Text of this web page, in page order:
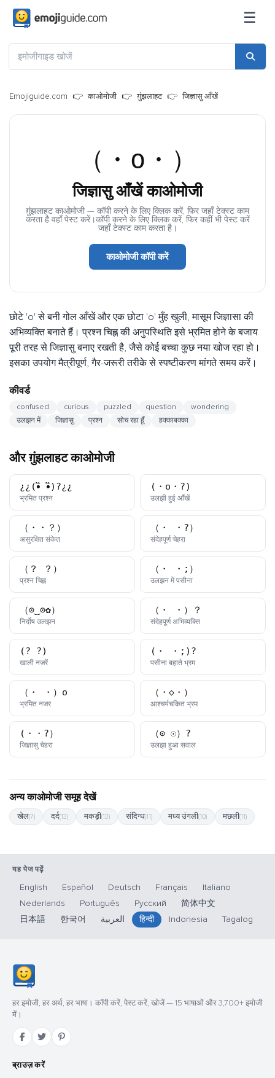
☰
Emojiguide.com काओमोजी ग़ुंझलाहट जिज्ञासु आँखें
（・o・）
जिज्ञासु आँखें काओमोजी
ग़ुंझलाहट काओमोजी — कॉपी करने के लिए क्लिक करें, फिर जहाँ टेक्स्ट काम
करता है वहाँ पेस्ट करें।कॉपी करने के लिए क्लिक करें, फिर कहीं भी पेस्ट करें
जहाँ टेक्स्ट काम करता है।
काओमोजी कॉपी करें
छोटे 'o' से बनी गोल आँखें और एक छोटा 'o' मुँह खुली, मासूम जिज्ञासा की
अभिव्यक्ति बनाते हैं। प्रश्न चिह्न की अनुपस्थिति इसे भ्रमित होने के बजाय
पूरी तरह से जिज्ञासु बनाए रखती है, जैसे कोई बच्चा कुछ नया खोज रहा हो।
इसका उपयोग मैत्रीपूर्ण, गैर-जरूरी तरीके से स्पष्टीकरण मांगते समय करें।
कीवर्ड
confused curious puzzled question
wondering
उलझन में
जिज्ञासु प्रश्न सोच रहा हूँ हक्काबक्का
और ग़ुंझलाहट काओमोजी
¿¿(•ิ_•ิ)?¿¿
भ्रमित प्रश्नकाओमोजी
(・o・?)
उलझी हुई आँखेंकाओमोजी
（・・？）
असुरक्षित संकेतकाओमोजी
（・_・?）
संदेहपूर्ण चेहराकाओमोजी
（？_？）
प्रश्न चिह्नकाओमोजी
（・_・;）
उलझन में पसीनाकाओमोजी
（⊙‿⊙✿）
निर्दोष उलझनकाओमोजी
（・_・）？
संदेहपूर्ण अभिव्यक्तिकाओमोजी
(?_?)
खाली नजरेंकाओमोजी
(・_・;)?
पसीना बहाते भ्रमकाओमोजी
（・_・）o
भ्रमित नजरकाओमोजी
（・◇・）
आश्चर्यचकित भ्रमकाओमोजी
(・・?）
जिज्ञासु चेहराकाओमोजी
（⊙_☉）?
उलझा हुआ सवालकाओमोजी
अन्य काओमोजी समूह देखें
खेल(7) दर्द(13) मकड़ी(13) संदिग्ध(11) मध्य उंगली(10) मछली(11)
यह पेज पढ़ें
English Español Deutsch Français
Italiano
Nederlands
Português Русский
简体中文
日本語
한국어 العربية हिन्दी Indonesia Tagalog
हर इमोजी, हर अर्थ, हर भाषा। कॉपी करें, पेस्ट करें, खोजें — 15 भाषाओं और 3,700+ इमोजी
में।
ब्राउज़ करें